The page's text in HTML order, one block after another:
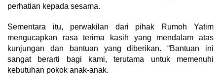
perhatian kepada sesama.
​Sementara itu, perwakilan dari pihak Rumoh Yatim
mengucapkan rasa terima kasih yang mendalam atas
kunjungan dan bantuan yang diberikan. “Bantuan ini
sangat berarti bagi kami, terutama untuk memenuhi
kebutuhan pokok anak-anak.